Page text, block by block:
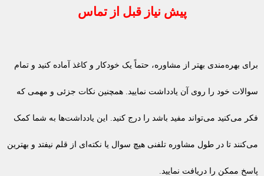
پیش نیاز قبل از تماس
برای بهره‌مندی بهتر از مشاوره، حتماً یک خودکار و کاغذ آماده کنید و تمام
سوالات خود را روی آن یادداشت نمایید. همچنین نکات جزئی و مهمی که
فکر می‌کنید می‌تواند مفید باشد را درج کنید. این یادداشت‌ها به شما کمک
می‌کنند تا در طول مشاوره تلفنی هیچ سوال یا نکته‌ای از قلم نیفتد و بهترین
پاسخ ممکن را دریافت نمایید.